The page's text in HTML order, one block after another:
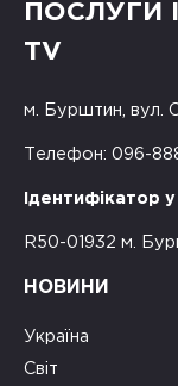
ПОСЛУГИ
TV
м. Бурштин, вул.
Телефон: 096-
Ідентифікатор
R50-01932 м.
НОВИНИ
Україна
Світ